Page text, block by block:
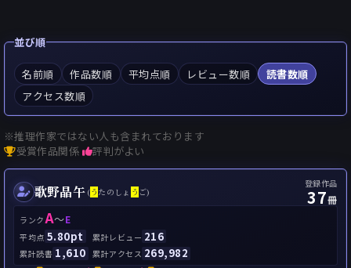
並び順
名前順 作品数順 平均点順 レビュー数順
読書数順
アクセス数順
※推理作家ではない人も含まれております
受賞作品関係
評判がよい
歌野晶午 (う たのしょ う ご)
登録作品
37冊
ランクA～E
平均点 5.80pt 累計レビュー 216
累計読書 1,610 累計アクセス 269,982